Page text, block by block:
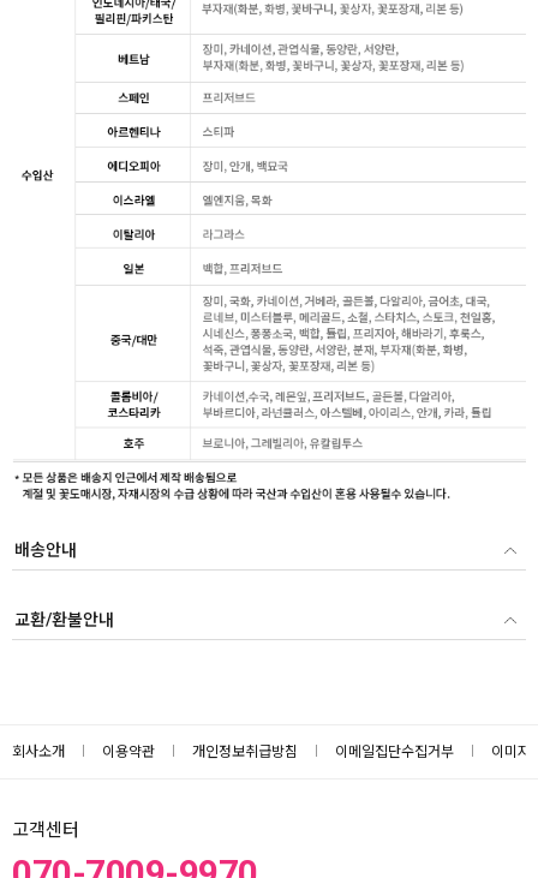
배송안내
교환/환불안내
회사소개 이용약관 개인정보취급방침 이메일집단수집거부 이미지
고객센터